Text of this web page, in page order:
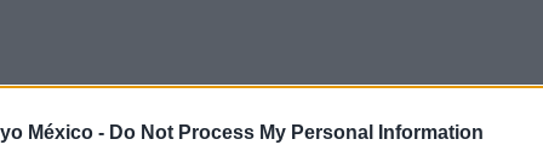
México - Do Not Process My Personal Information